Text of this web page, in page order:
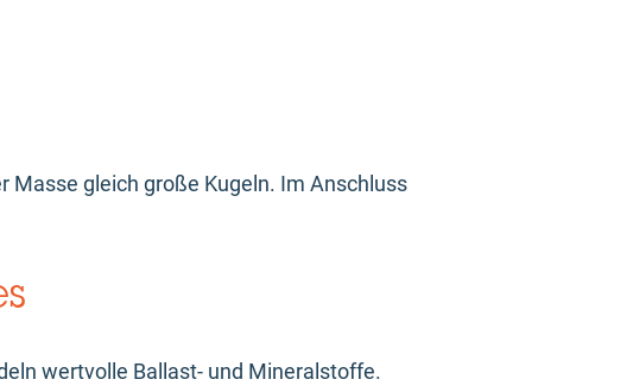
Masse gleich große Kugeln. Im Anschluss
wertvolle Ballast- und Mineralstoffe.